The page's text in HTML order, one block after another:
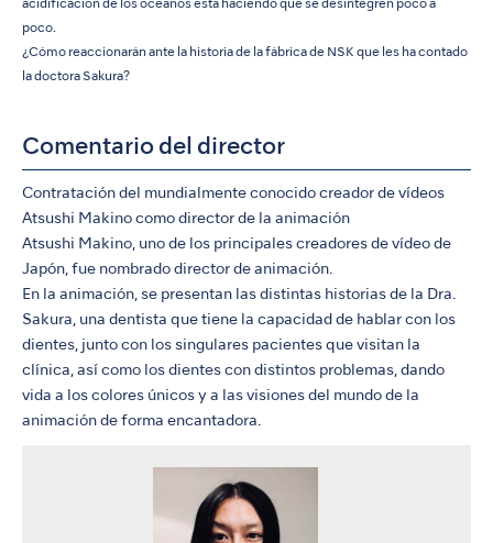
acidificación de los océanos está haciendo que se desintegren poco a
poco.
¿Cómo reaccionarán ante la historia de la fábrica de NSK que les ha contado
la doctora Sakura?
Comentario del director
Contratación del mundialmente conocido creador de vídeos
Atsushi Makino como director de la animación
Atsushi Makino, uno de los principales creadores de vídeo de
Japón, fue nombrado director de animación.
En la animación, se presentan las distintas historias de la Dra.
Sakura, una dentista que tiene la capacidad de hablar con los
dientes, junto con los singulares pacientes que visitan la
clínica, así como los dientes con distintos problemas, dando
vida a los colores únicos y a las visiones del mundo de la
animación de forma encantadora.